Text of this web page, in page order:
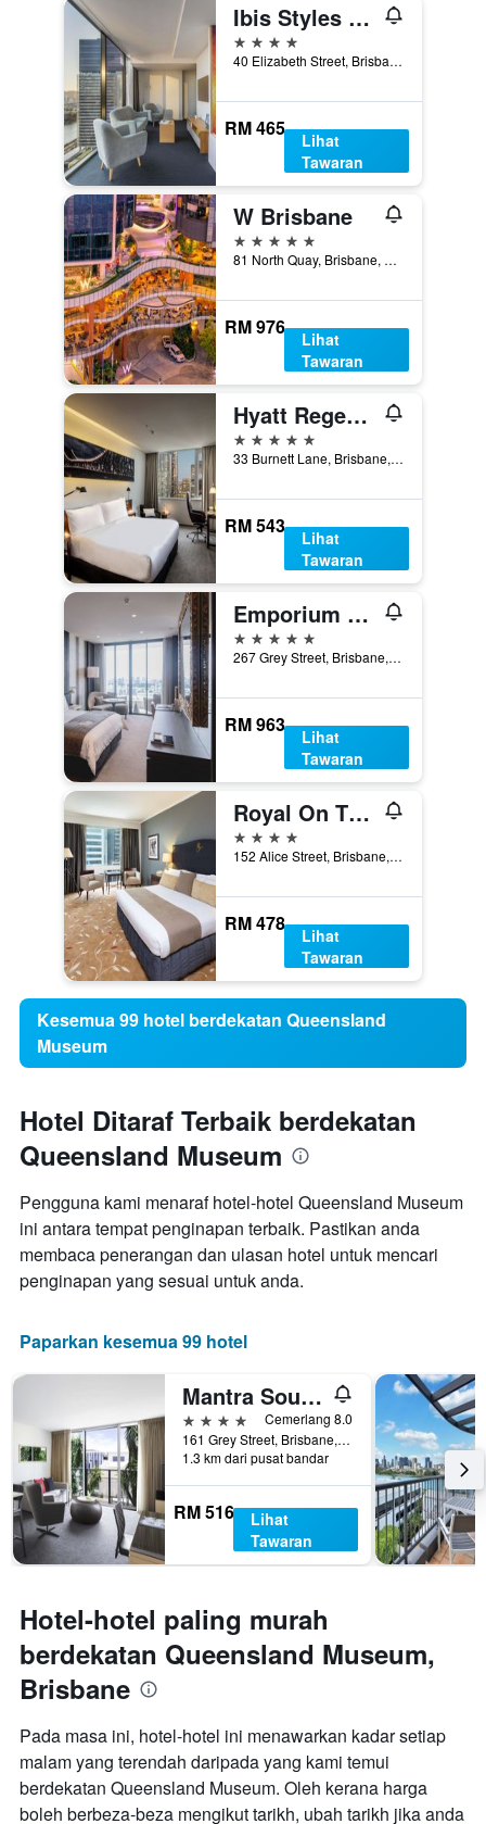
Ibis Styles Brisbane Elizabeth Street
4 bintang
40 Elizabeth Street, Brisbane, QLD, Australia
RM 465
Lihat
Tawaran
W Brisbane
5 bintang
81 North Quay, Brisbane, QLD, Australia
RM 976
Lihat
Tawaran
Hyatt Regency Brisbane
5 bintang
33 Burnett Lane, Brisbane, QLD, Australia
RM 543
Lihat
Tawaran
Emporium Hotel South Bank
5 bintang
267 Grey Street, Brisbane, QLD, Australia
RM 963
Lihat
Tawaran
Royal On The Park
4 bintang
152 Alice Street, Brisbane, QLD, Australia
RM 478
Lihat
Tawaran
Kesemua 99 hotel berdekatan Queensland
Museum
Hotel Ditaraf Terbaik berdekatan
Queensland Museum
Pengguna kami menaraf hotel-hotel Queensland Museum
ini antara tempat penginapan terbaik. Pastikan anda
membaca penerangan dan ulasan hotel untuk mencari
penginapan yang sesuai untuk anda.
Paparkan kesemua 99 hotel
Mantra South Bank Brisbane
4 bintang
Cemerlang 8.0
161 Grey Street, Brisbane, QLD, Australia
1.3 km dari pusat bandar
RM 516
Lihat
Tawaran
Hotel-hotel paling murah
berdekatan Queensland Museum,
Brisbane
Pada masa ini, hotel-hotel ini menawarkan kadar setiap
malam yang terendah daripada yang kami temui
berdekatan Queensland Museum. Oleh kerana harga
boleh berbeza-beza mengikut tarikh, ubah tarikh jika anda